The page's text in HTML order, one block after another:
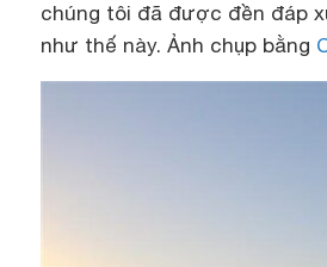
chúng tôi đã được đền đáp
như thế này. Ảnh chụp bằng